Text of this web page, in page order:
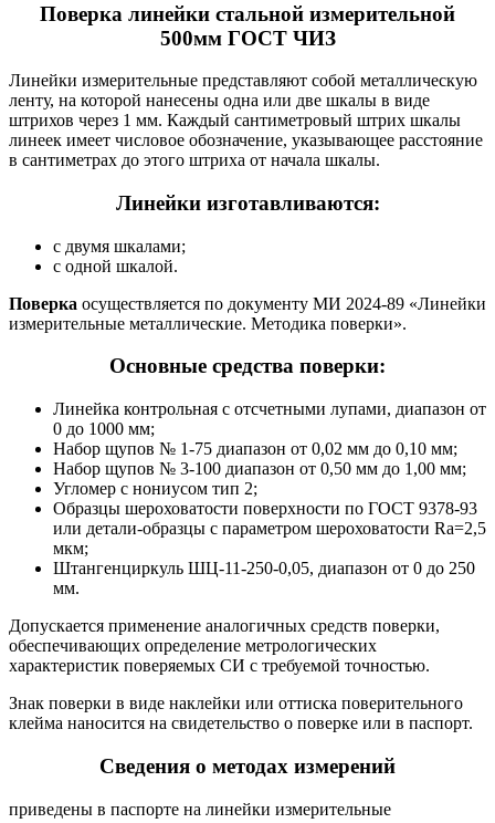
Поверка линейки стальной измерительной
500мм ГОСТ ЧИЗ
Линейки измерительные представляют собой металлическую
ленту, на которой нанесены одна или две шкалы в виде
штрихов через 1 мм. Каждый сантиметровый штрих шкалы
линеек имеет числовое обозначение, указывающее расстояние
в сантиметрах до этого штриха от начала шкалы.
Линейки изготавливаются:
с двумя шкалами;
с одной шкалой.
Поверка осуществляется по документу МИ 2024-89 «Линейки
измерительные металлические. Методика поверки».
Основные средства поверки:
Линейка контрольная с отсчетными лупами, диапазон от
0 до 1000 мм;
Набор щупов № 1-75 диапазон от 0,02 мм до 0,10 мм;
Набор щупов № 3-100 диапазон от 0,50 мм до 1,00 мм;
Угломер с нониусом тип 2;
Образцы шероховатости поверхности по ГОСТ 9378-93
или детали-образцы с параметром шероховатости Ra=2,5
мкм;
Штангенциркуль ШЦ-11-250-0,05, диапазон от 0 до 250
мм.
Допускается применение аналогичных средств поверки,
обеспечивающих определение метрологических
характеристик поверяемых СИ с требуемой точностью.
Знак поверки в виде наклейки или оттиска поверительного
клейма наносится на свидетельство о поверке или в паспорт.
Сведения о методах измерений
приведены в паспорте на линейки измерительные